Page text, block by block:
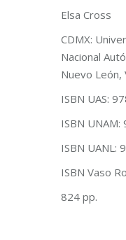
Elsa Cross
CDMX:
Nacional
Nuevo León,
ISBN UAS:
ISBN
ISBN UANL:
ISBN Vaso
824 pp.